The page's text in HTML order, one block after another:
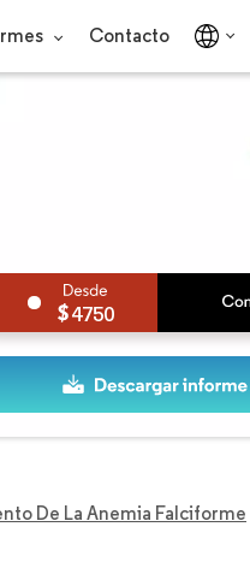
Contacto
4750
De La Anemia Falciforme